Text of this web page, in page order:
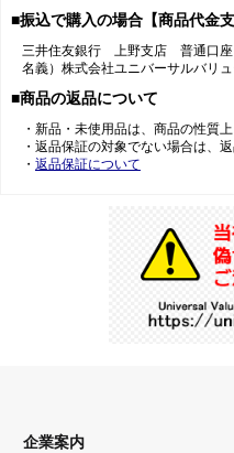
■振込で購入の場合【商品代金支
三井住友銀行 上野支店 普通口
名義）株式会社ユニバーサルバリ
■商品の返品について
・新品・未使用品は、商品の性質
・返品保証の対象でない場合は、
・ 返品保証について
企業案内